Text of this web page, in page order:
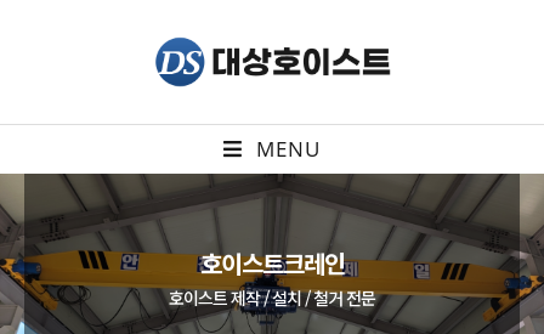
MENU
호이스트크레인
호이스트 제작 / 설치 / 철거 전문